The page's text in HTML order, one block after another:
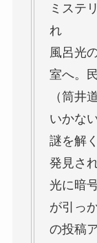
ミステ
れ
風呂光
室へ。
（筒井
いかな
謎を解
発見さ
光に暗
が引っ
の投稿